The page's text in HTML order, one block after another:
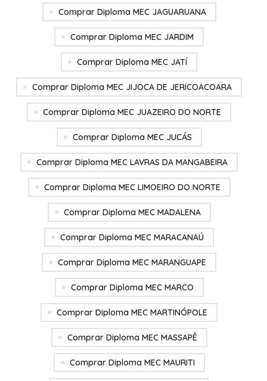
Comprar Diploma MEC JAGUARUANA
Comprar Diploma MEC JARDIM
Comprar Diploma MEC JATÍ
Comprar Diploma MEC JIJOCA DE JERICOACOARA
Comprar Diploma MEC JUAZEIRO DO NORTE
Comprar Diploma MEC JUCÁS
Comprar Diploma MEC LAVRAS DA MANGABEIRA
Comprar Diploma MEC LIMOEIRO DO NORTE
Comprar Diploma MEC MADALENA
Comprar Diploma MEC MARACANAÚ
Comprar Diploma MEC MARANGUAPE
Comprar Diploma MEC MARCO
Comprar Diploma MEC MARTINÓPOLE
Comprar Diploma MEC MASSAPÊ
Comprar Diploma MEC MAURITI